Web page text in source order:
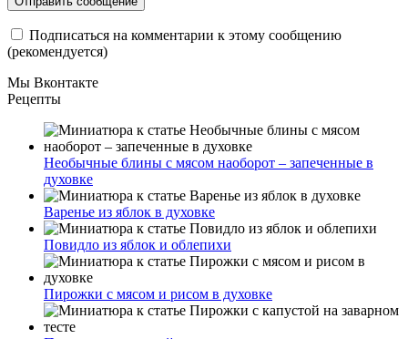
Подписаться на комментарии к этому сообщению
(рекомендуется)
Мы Вконтакте
Рецепты
Необычные блины с мясом наоборот – запеченные в
духовке
Варенье из яблок в духовке
Повидло из яблок и облепихи
Пирожки с мясом и рисом в духовке